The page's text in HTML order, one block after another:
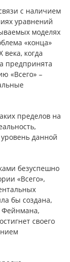
с наличием
уравнений
моделях
«конца»
когда
предпринята
«Всего» –
пределов на
данной
безуспешно
«Всего»,
бы создана,
Фейнмана,
своего